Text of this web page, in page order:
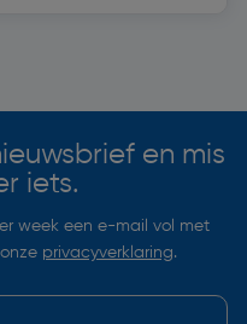
en mis
iets.
week een e-mail vol met
privacyverklaring.